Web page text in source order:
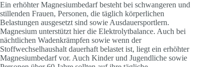
Ein erhöhter Magnesiumbedarf besteht bei schwangeren und
stillenden Frauen, Personen, die täglich körperlichen
Belastungen ausgesetzt sind sowie Ausdauersportlern.
Magnesium unterstützt hier die Elektrolytbalance. Auch bei
nächtlichen Wadenkrämpfen sowie wenn der
Stoffwechselhaushalt dauerhaft belastet ist, liegt ein erhöhter
Magnesiumbedarf vor. Auch Kinder und Jugendliche sowie